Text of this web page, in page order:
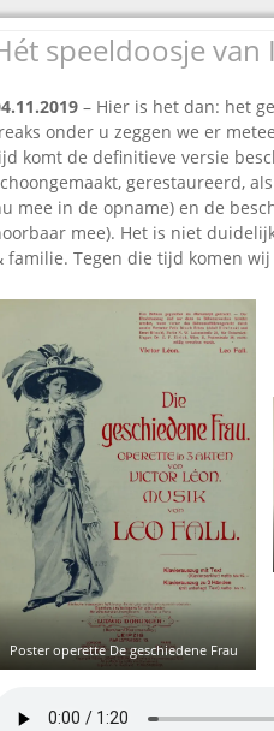
speeldoosje
– Hier is het dan: het
onder u zeggen we er
komt de definitieve versie
gerestaureerd,
mee in de opname) en de
mee). Het is niet
familie. Tegen die tijd komen
Poster operette De geschiedene Frau